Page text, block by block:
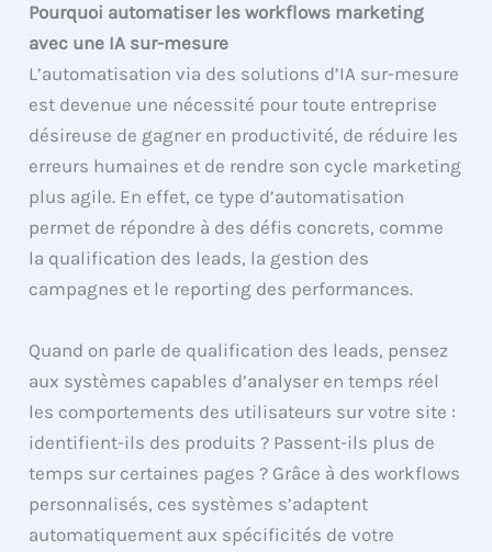
Pourquoi automatiser les workflows marketing
avec une IA sur-mesure
L’automatisation via des solutions d’IA sur-mesure
est devenue une nécessité pour toute entreprise
désireuse de gagner en productivité, de réduire les
erreurs humaines et de rendre son cycle marketing
plus agile. En effet, ce type d’automatisation
permet de répondre à des défis concrets, comme
la qualification des leads, la gestion des
campagnes et le reporting des performances.
Quand on parle de qualification des leads, pensez
aux systèmes capables d’analyser en temps réel
les comportements des utilisateurs sur votre site :
identifient-ils des produits ? Passent-ils plus de
temps sur certaines pages ? Grâce à des workflows
personnalisés, ces systèmes s’adaptent
automatiquement aux spécificités de votre